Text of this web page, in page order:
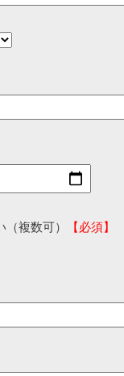
複数可）
【必須】